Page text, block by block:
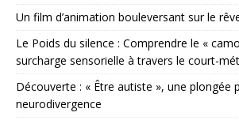
Un film d’animation bouleversant sur le
Le Poids du silence : Comprendre le «
surcharge sensorielle à travers le court-
Découverte : « Être autiste », une plongée
neurodivergence